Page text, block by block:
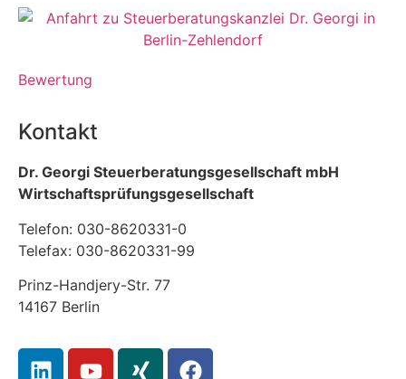
Bewertung
Kontakt
Dr. Georgi Steuerberatungsgesellschaft mbH
Wirtschaftsprüfungsgesellschaft
Telefon: 030-8620331-0
Telefax: 030-8620331-99
Prinz-Handjery-Str. 77
14167 Berlin